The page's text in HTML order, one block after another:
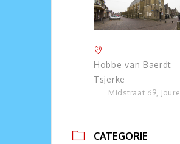
Hobbe van Baerdt
Tsjerke
Midstraat 69, Joure
CATEGORIE